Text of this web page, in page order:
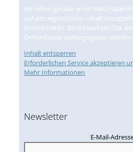
Sie sehen gerade einen
auf den eigentlichen Inhalt
Button unten. Bitte beachten Sie,
Drittanbieter weitergegeben werden.
Inhalt entsperren
Erforderlichen Service akzeptieren
Mehr Informationen
Newsletter
E-Mail-